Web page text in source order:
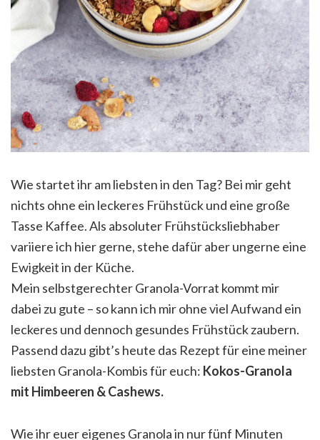
Wie startet ihr am liebsten in den Tag? Bei mir geht
nichts ohne ein leckeres Frühstück und eine große
Tasse Kaffee. Als absoluter Frühstücksliebhaber
variiere ich hier gerne, stehe dafür aber ungerne eine
Ewigkeit in der Küche.
Mein selbstgerechter Granola-Vorrat kommt mir
dabei zu gute – so kann ich mir ohne viel Aufwand ein
leckeres und dennoch gesundes Frühstück zaubern.
Passend dazu gibt’s heute das Rezept für eine meiner
liebsten Granola-Kombis für euch: Kokos-Granola
mit Himbeeren & Cashews.
Wie ihr euer eigenes Granola in nur fünf Minuten